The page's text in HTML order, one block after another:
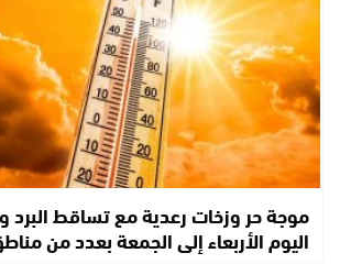
موجة حر وزخات رعدية مع تساقط البرد
اليوم الأربعاء إلى الجمعة بعدد من